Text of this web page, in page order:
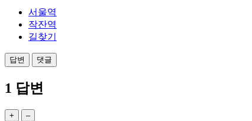
서울역
작잔역
길찾기
1 답변